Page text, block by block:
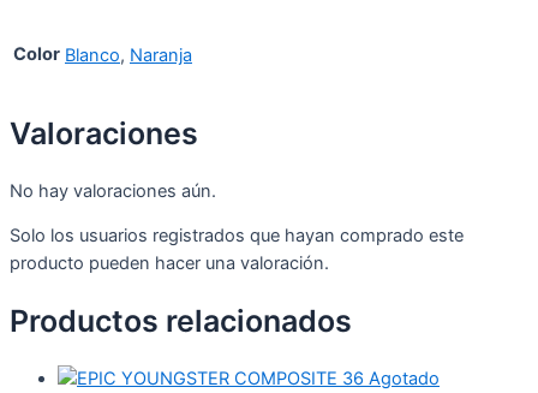
Color Blanco, Naranja
Valoraciones
No hay valoraciones aún.
Solo los usuarios registrados que hayan comprado este
producto pueden hacer una valoración.
Productos relacionados
Agotado